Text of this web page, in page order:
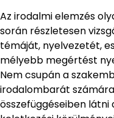
Az irodalmi elemzés
során részletesen
témáját, nyelvezetét,
mélyebb megértést
Nem csupán a
irodalombarát
összefüggéseiben